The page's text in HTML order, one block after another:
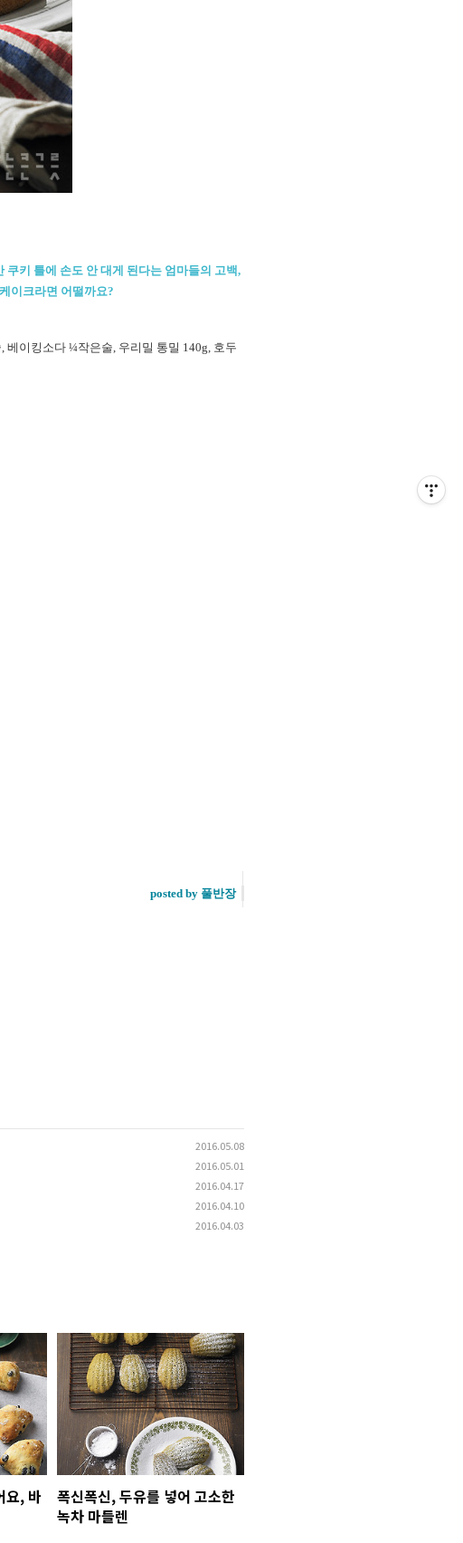
키 틀에 손도 안 대게 된다는 엄마들의 고백,
이크라면 어떨까요?
베이킹소다 ¼작은술, 우리밀 통밀 140g, 호두
posted by 풀반장
2016.05.08
2016.05.01
2016.04.17
2016.04.10
2016.04.03
요, 바
폭신폭신, 두유를 넣어 고소한
녹차 마들렌